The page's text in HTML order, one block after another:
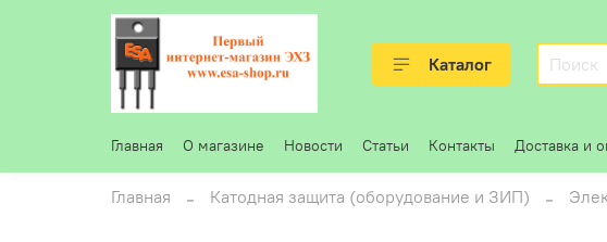
Каталог
Главная О магазине Новости Статьи Контакты Доставка и
Главная Катодная защита (оборудование и ЗИП)